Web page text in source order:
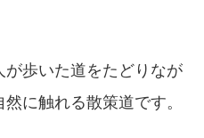
が歩いた道をたどりなが
に触れる散策道です。